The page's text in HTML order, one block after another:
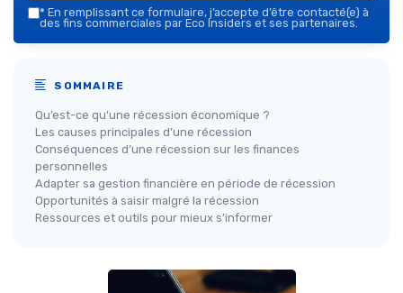
* En remplissant ce formulaire, j’accepte d’être contacté(e) à
des fins commerciales par Eco Insiders et ses partenaires.
SOMMAIRE
Qu’est-ce qu’une récession économique ?
Les causes principales d’une récession
Conséquences d’une récession sur les finances
personnelles
Adapter sa gestion financière en période de récession
Opportunités à saisir malgré la récession
Ressources et outils pour mieux s’informer